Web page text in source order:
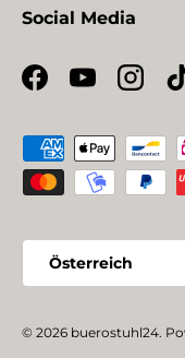
Social Media
Facebook
YouTube
Land/Region
Österreich
© 2026 buerostuhl24.